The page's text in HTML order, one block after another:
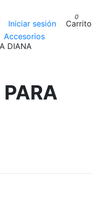
Iniciar sesión
0
Carrito
Accesorios
DIANA